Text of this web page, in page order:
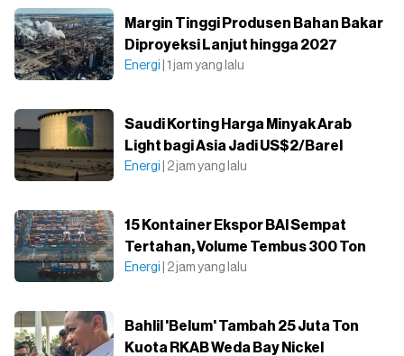
Margin Tinggi Produsen Bahan Bakar
Diproyeksi Lanjut hingga 2027
Energi | 1 jam yang lalu
Saudi Korting Harga Minyak Arab
Light bagi Asia Jadi US$2/Barel
Energi | 2 jam yang lalu
15 Kontainer Ekspor BAI Sempat
Tertahan, Volume Tembus 300 Ton
Energi | 2 jam yang lalu
Bahlil 'Belum' Tambah 25 Juta Ton
Kuota RKAB Weda Bay Nickel